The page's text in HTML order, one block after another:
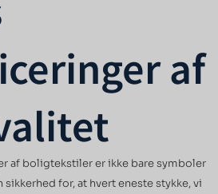
af
af boligtekstiler er ikke bare symboler
sikkerhed for, at hvert eneste stykke, vi